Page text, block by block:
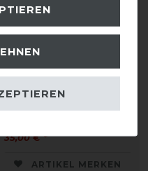
Premium 2.0
35,00 € *
ARTIKEL MERKEN